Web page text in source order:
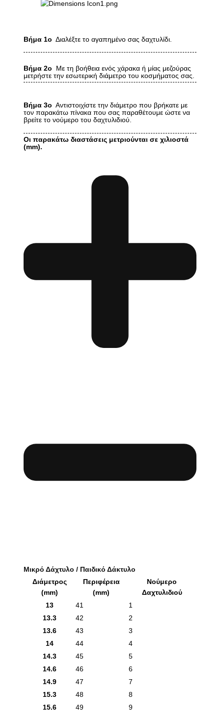
Βήμα 1ο Διαλέξτε το αγαπημένο σας δαχτυλίδι.
Βήμα 2ο Με τη βοήθεια ενός χάρακα ή μίας μεζούρας
μετρήστε την εσωτερική διάμετρο του κοσμήματος σας.
Βήμα 3ο Αντιστοιχίστε την διάμετρο που βρήκατε με
τον παρακάτω πίνακα που σας παραθέτουμε ώστε να
βρείτε το νούμερο του δαχτυλιδιού.
Οι παρακάτω διαστάσεις μετριούνται σε χιλιοστά
(mm).
Μικρό Δάχτυλο / Παιδικό Δάκτυλο
Διάμετρος
(mm)
Περιφέρεια
(mm)
Νούμερο
Δαχτυλιδιού
13
41
1
13.3
42
2
13.6
43
3
14
44
4
14.3
45
5
14.6
46
6
14.9
47
7
15.3
48
8
15.6
49
9